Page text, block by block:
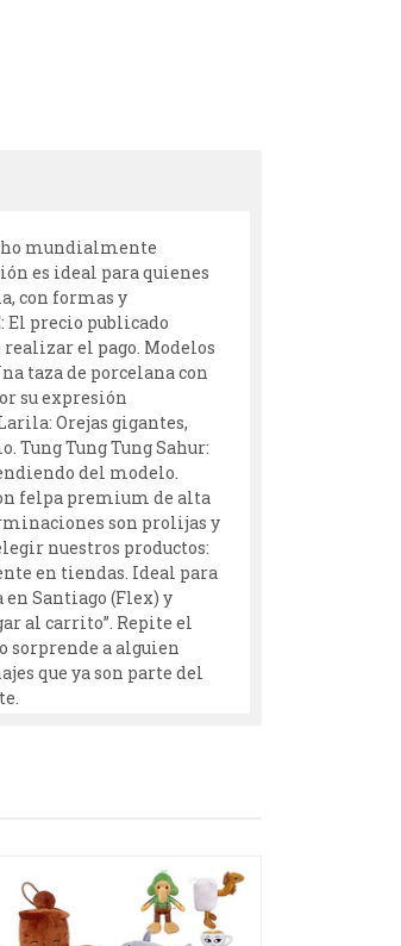
mundialmente
es ideal para quienes
con formas y
El precio publicado
realizar el pago. Modelos
taza de porcelana con
su expresión
Orejas gigantes,
Tung Tung Sahur:
del modelo.
felpa premium de alta
son prolijas y
nuestros productos:
en tiendas. Ideal para
Santiago (Flex) y
al carrito”. Repite el
sorprende a alguien
que ya son parte del